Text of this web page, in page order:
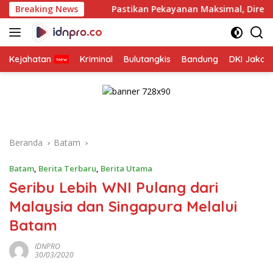
Langsung
ke
konten
Breaking News
Pastikan Pekayanan Maksimal, Direksi Jasa Raharja
Kejahatan Kriminal Bulutangkis Bandung DKI
Beranda Batam
Batam, Berita Terbaru, Berita Utama
Seribu Lebih WNI Pulang dari
Malaysia dan Singapura Melalui
Batam
IDNPRO
30/03/2020